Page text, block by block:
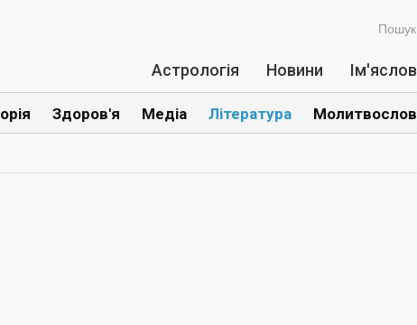
Астрологія Новини Ім'яслов
Здоров'я Медіа Література Молитвослов